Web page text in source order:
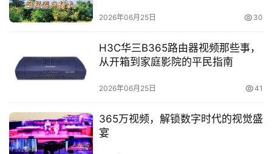
2026年06月25日 30
H3C华三B365路由器视频那些事，
从开箱到家庭影院的平民指南
2026年06月25日 41
365万视频，解锁数字时代的视觉盛
宴